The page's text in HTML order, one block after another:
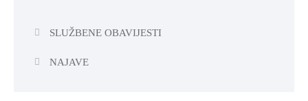
SLUŽBENE OBAVIJESTI
NAJAVE